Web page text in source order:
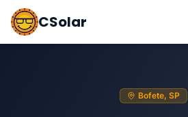
CSolar
Bofete, SP